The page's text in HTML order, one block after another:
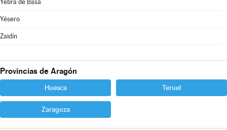
Yebra de Basa
Yésero
Zaidín
Provincias de Aragón
Huesca Teruel
Zaragoza